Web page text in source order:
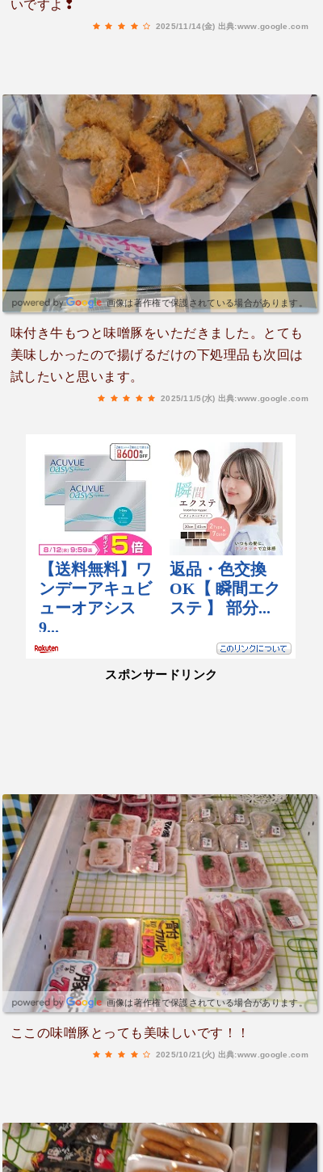
いですよ❢
2025/11/14(金) 出典:www.google.com
画像は著作権で保護されている場合があります。
味付き牛もつと味噌豚をいただきました。とても
美味しかったので揚げるだけの下処理品も次回は
試したいと思います。
2025/11/5(水) 出典:www.google.com
スポンサードリンク
画像は著作権で保護されている場合があります。
ここの味噌豚とっても美味しいです！！
2025/10/21(火) 出典:www.google.com